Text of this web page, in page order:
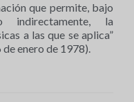
que permite, bajo
la
a las que se aplica”
enero de 1978).